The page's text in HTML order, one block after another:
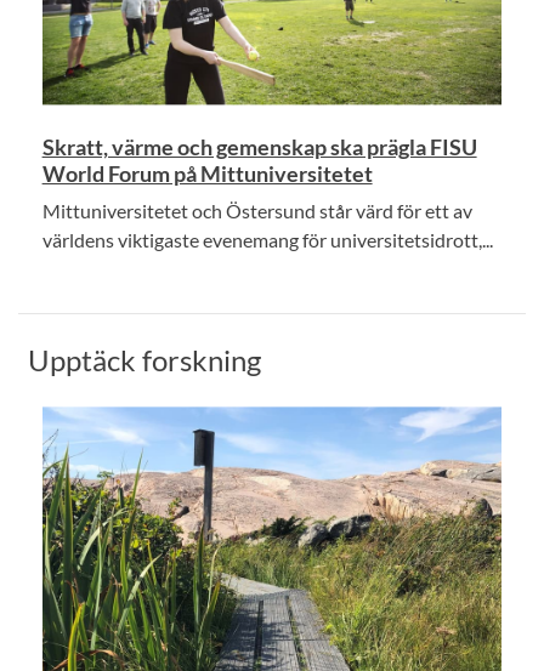
Skratt, värme och gemenskap ska prägla FISU
World Forum på Mittuniversitetet
Mittuniversitetet och Östersund står värd för ett av
världens viktigaste evenemang för universitetsidrott,...
Upptäck forskning